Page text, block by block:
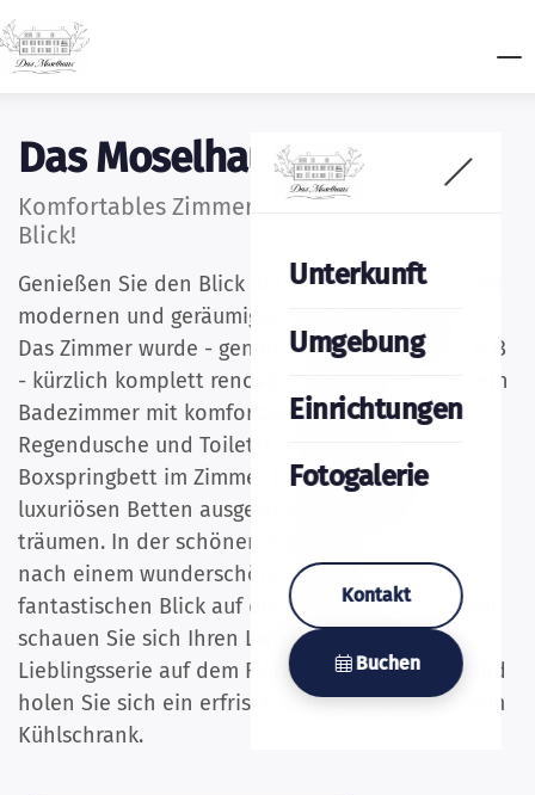
Unterkunft
Umgebung
Einrichtungen
Fotogalerie
Kontakt
Buchen
Das Moselhaus
Komfortables Zimmer mit Balkon und Mosel
Blick!
Genießen Sie den Blick auf die Mosel von diesem
modernen und geräumigen Zimmer mit Balkon.
Das Zimmer wurde - genau wie der Rest des B & B
- kürzlich komplett renoviert und verfügt über ein
Badezimmer mit komfortabler Dusche,
Regendusche und Toilette. Das großzügige
Boxspringbett im Zimmer ist mit weichen und
luxuriösen Betten ausgestattet und lässt Sie
träumen. In der schönen Sitzecke können Sie
nach einem wunderschönen Tag den
fantastischen Blick auf die Mosel genießen. Oder
schauen Sie sich Ihren Lieblingsfilm oder Ihre
Lieblingsserie auf dem Flachbildfernseher an und
holen Sie sich ein erfrischendes Getränk aus dem
Kühlschrank.